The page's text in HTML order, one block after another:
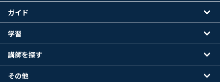
ガイド
学習
講師を探す
その他